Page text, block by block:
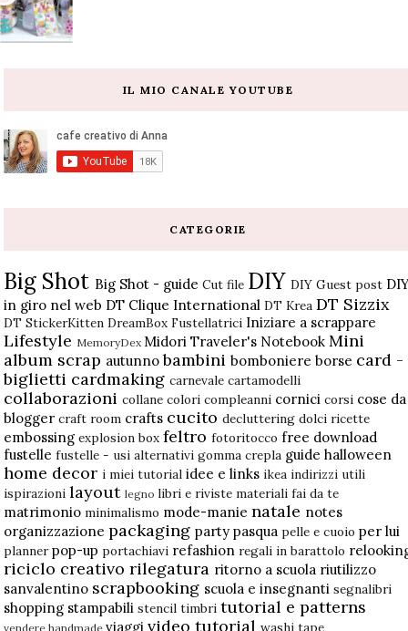
IL MIO CANALE YOUTUBE
CATEGORIE
Big Shot Big Shot - guide Cut file DIY DIY Guest post
in giro nel web DT Clique International DT Krea DT Sizzix
DT StickerKitten DreamBox Fustellatrici Iniziare a scrappare
Lifestyle MemoryDex Midori Traveler's Notebook Mini
album scrap autunno bambini bomboniere borse card -
biglietti cardmaking carnevale cartamodelli
collaborazioni collane colori compleanni cornici corsi cose da
blogger craft room crafts cucito decluttering dolci ricette
embossing explosion box feltro fotoritocco free download
fustelle fustelle - usi alternativi gomma crepla guide halloween
home decor i miei tutorial idee e links ikea indirizzi utili
ispirazioni layout legno libri e riviste materiali fai da te
matrimonio minimalismo mode-manie natale notes
organizzazione packaging party pasqua pelle e cuoio per lui
planner pop-up portachiavi refashion regali in barattolo
riciclo creativo rilegatura ritorno a scuola riutilizzo
sanvalentino scrapbooking scuola e insegnanti segnalibri
shopping stampabili stencil timbri tutorial e patterns
vendere handmade viaggi video tutorial washi tape